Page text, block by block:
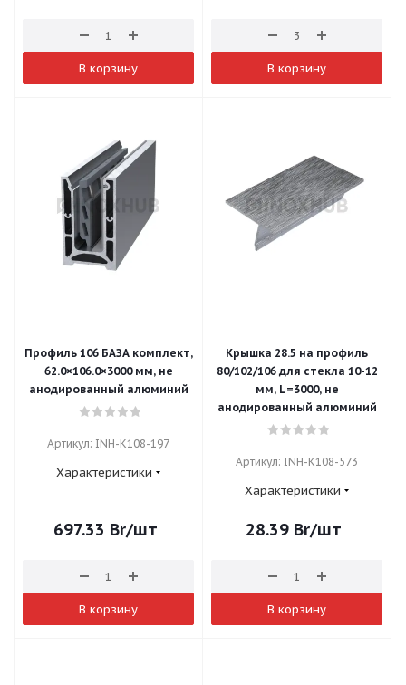
В корзину В корзину
Профиль 106 БАЗА комплект,
62.0×106.0×3000 мм, не
анодированный алюминий
Артикул: INH-K108-197
Характеристики
697.33 Br/шт
В корзину
Крышка 28.5 на профиль
80/102/106 для стекла 10-12
мм, L=3000, не
анодированный алюминий
Артикул: INH-K108-573
Характеристики
28.39 Br/шт
В корзину